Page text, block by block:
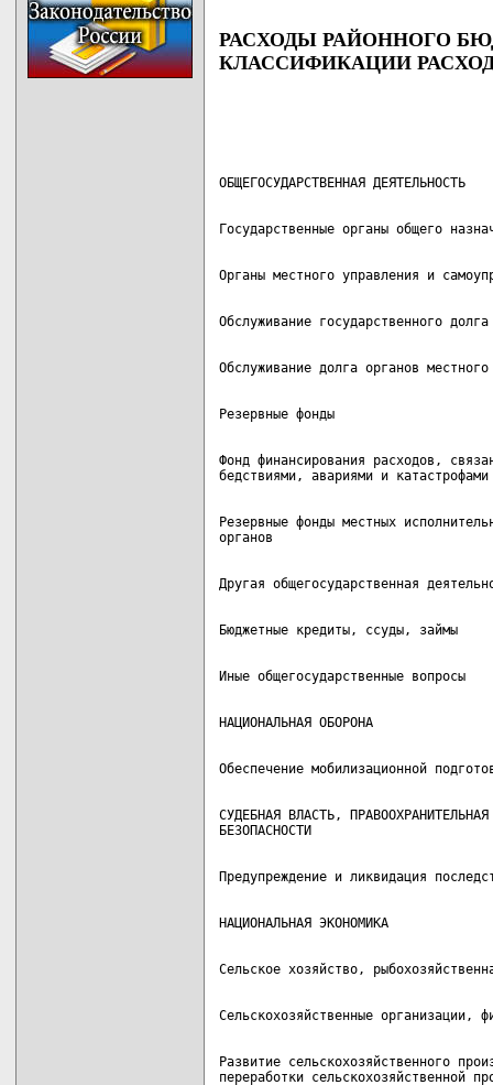
РАСХОДЫ РАЙОННОГО
КЛАССИФИКАЦИИ
Фонд финансирования расходов,
Резервные фонды местных
СУДЕБНАЯ ВЛАСТЬ,
Развитие сельскохозяйственного